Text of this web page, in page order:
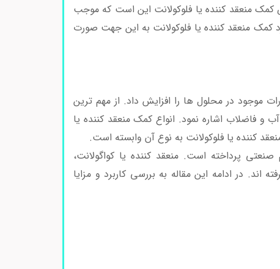
کمک منعقد کننده یا فلوکولانت این است که موجب
کمک منعقد کننده یا فلوکولانت به این جهت صورت
موجود در محلول ها را افزایش داد. از مهم ترین
و فاضلاب اشاره نمود. انواع کمک منعقد کننده یا
کننده یا فلوکولانت به نوع آن وابسته است.
پرداخته است. منعقد کننده یا کواگولانت،
اند. در ادامه این مقاله به بررسی کاربرد و مزایا